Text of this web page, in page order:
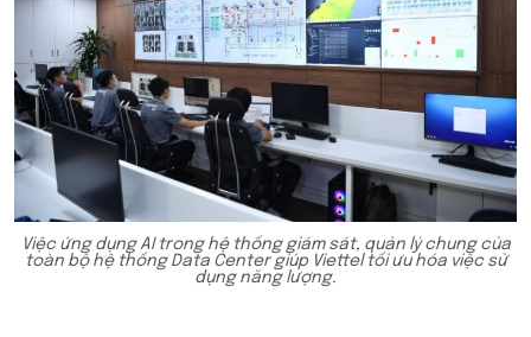
Việc ứng dụng AI trong hệ thống giám sát, quản lý chung của
toàn bộ hệ thống Data Center giúp Viettel tối ưu hóa việc sử
dụng năng lượng.